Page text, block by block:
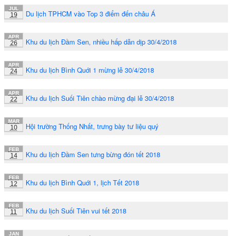
JUL
19 Du lịch TPHCM vào Top 3 điểm đến châu Á
APR
26 Khu du lịch Đầm Sen, nhiều hấp dẫn dịp 30/4/2018
APR
24 Khu du lịch Bình Quới 1 mừng lễ 30/4/2018
APR
22 Khu du lịch Suối Tiên chào mừng đại lễ 30/4/2018
MAR
10 Hội trường Thống Nhất, trưng bày tư liệu quý
FEB
14 Khu du lịch Đầm Sen tưng bừng đón tết 2018
FEB
12 Khu du lịch Bình Quới 1, lịch Tết 2018
FEB
11 Khu du lịch Suối Tiên vui tết 2018
JAN